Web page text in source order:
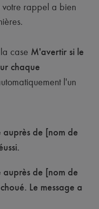
votre rappel a bien
case M'avertir si le
chaque
l'un
auprès de [nom de
auprès de [nom de
Le message a